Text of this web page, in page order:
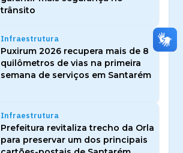
trânsito
Infraestrutura
Puxirum 2026 recupera mais de 8
quilômetros de vias na primeira
semana de serviços em Santarém
Infraestrutura
Prefeitura revitaliza trecho da Orla
para preservar um dos principais